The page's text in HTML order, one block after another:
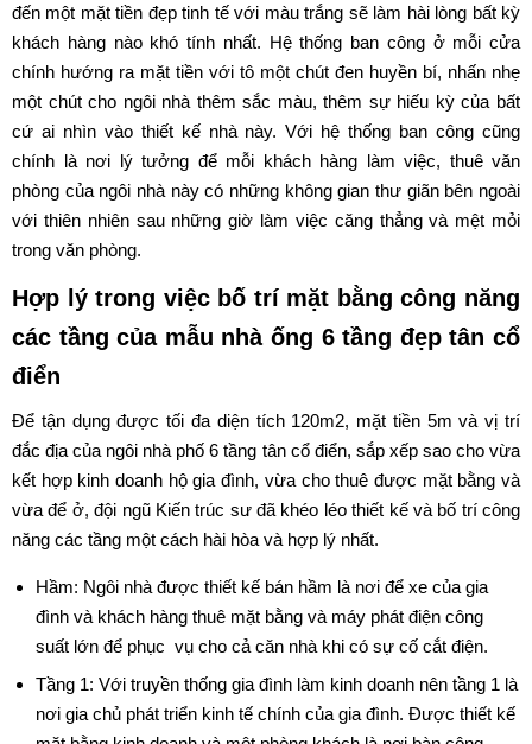
đến một mặt tiền đẹp tinh tế với màu trắng sẽ làm hài lòng bất kỳ
khách hàng nào khó tính nhất. Hệ thống ban công ở mỗi cửa
chính hướng ra mặt tiền với tô một chút đen huyền bí, nhấn nhẹ
một chút cho ngôi nhà thêm sắc màu, thêm sự hiếu kỳ của bất
cứ ai nhìn vào thiết kế nhà này. Với hệ thống ban công cũng
chính là nơi lý tưởng để mỗi khách hàng làm việc, thuê văn
phòng của ngôi nhà này có những không gian thư giãn bên ngoài
với thiên nhiên sau những giờ làm việc căng thẳng và mệt mỏi
trong văn phòng.
Hợp lý trong việc bố trí mặt bằng công năng
các tầng của mẫu nhà ống 6 tầng đẹp tân cổ
điển
Để tận dụng được tối đa diện tích 120m2, mặt tiền 5m và vị trí
đắc địa của ngôi nhà phố 6 tầng tân cổ điển, sắp xếp sao cho vừa
kết hợp kinh doanh hộ gia đình, vừa cho thuê được mặt bằng và
vừa để ở, đội ngũ Kiến trúc sư đã khéo léo thiết kế và bố trí công
năng các tầng một cách hài hòa và hợp lý nhất.
Hầm: Ngôi nhà được thiết kế bán hầm là nơi để xe của gia
đình và khách hàng thuê mặt bằng và máy phát điện công
suất lớn để phục vụ cho cả căn nhà khi có sự cố cắt điện.
Tầng 1: Với truyền thống gia đình làm kinh doanh nên tầng 1 là
nơi gia chủ phát triển kinh tế chính của gia đình. Được thiết kế